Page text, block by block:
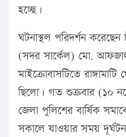
হচ্ছে।
ঘটনাস্থল পরিদর্শন
(সদর সার্কেল) মো.
মাইক্রোবাসটিতে
ছিলো। গত শুক্রবার (১০
জেলা পুলিশের বার্ষিক
সকালে যাওয়ার সময়